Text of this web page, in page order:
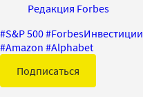
Редакция Forbes
#S&P 500#ForbesИнвестиции
#Amazon #Alphabet
Подписаться